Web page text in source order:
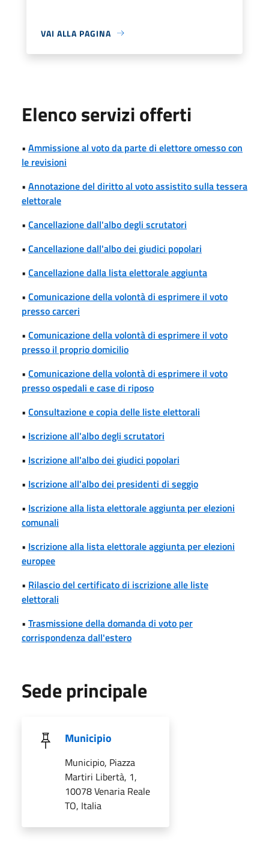
VAI ALLA PAGINA
Elenco servizi offerti
• Ammissione al voto da parte di elettore omesso con
le revisioni
• Annotazione del diritto al voto assistito sulla tessera
elettorale
• Cancellazione dall'albo degli scrutatori
• Cancellazione dall'albo dei giudici popolari
• Cancellazione dalla lista elettorale aggiunta
• Comunicazione della volontà di esprimere il voto
presso carceri
• Comunicazione della volontà di esprimere il voto
presso il proprio domicilio
• Comunicazione della volontà di esprimere il voto
presso ospedali e case di riposo
• Consultazione e copia delle liste elettorali
• Iscrizione all'albo degli scrutatori
• Iscrizione all'albo dei giudici popolari
• Iscrizione all'albo dei presidenti di seggio
• Iscrizione alla lista elettorale aggiunta per elezioni
comunali
• Iscrizione alla lista elettorale aggiunta per elezioni
europee
• Rilascio del certificato di iscrizione alle liste
elettorali
• Trasmissione della domanda di voto per
corrispondenza dall'estero
Sede principale
Municipio
Municipio, Piazza
Martiri Libertà, 1,
10078 Venaria Reale
TO, Italia